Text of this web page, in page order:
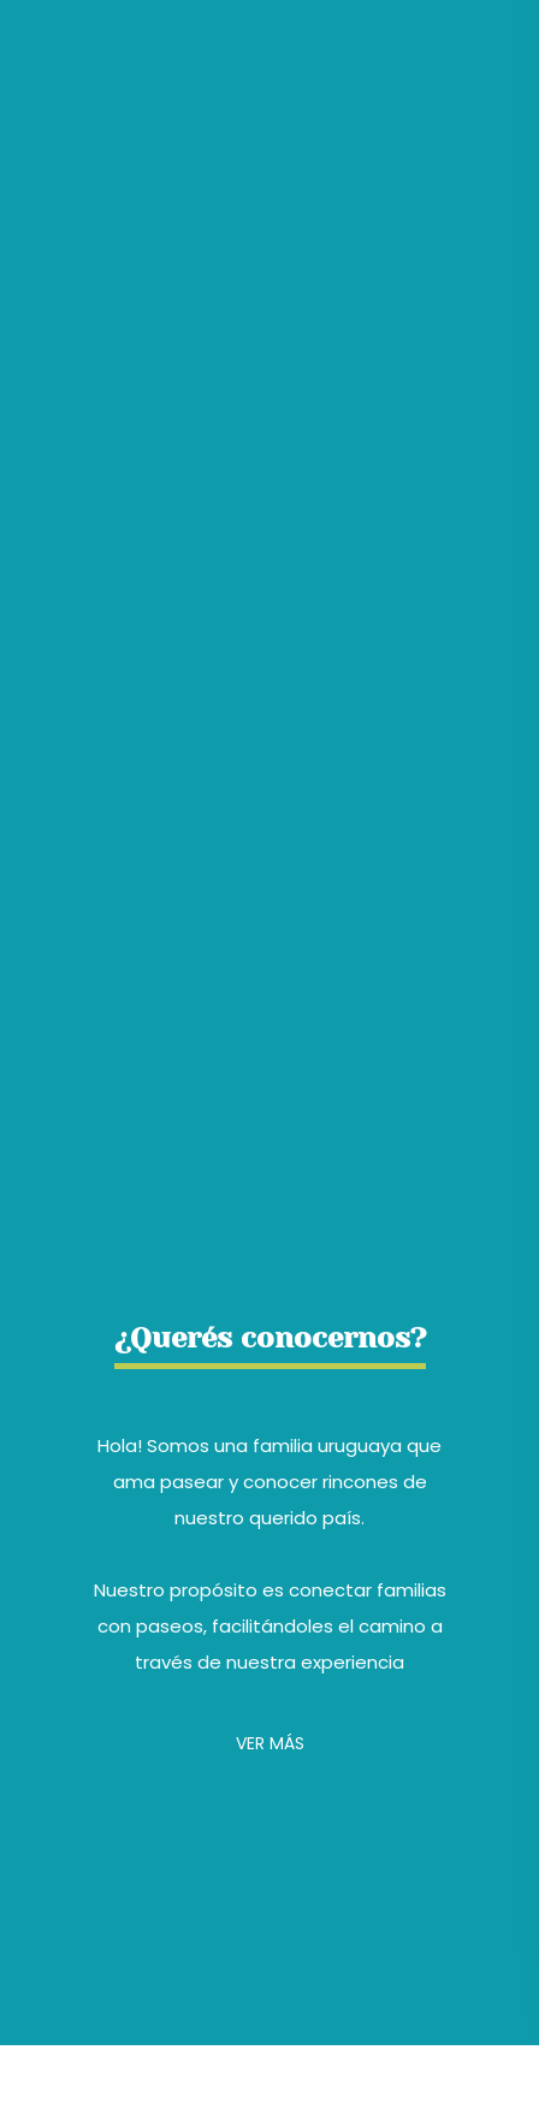
¿Querés conocernos?
Hola! Somos una familia uruguaya que
ama pasear y conocer rincones de
nuestro querido país.
Nuestro propósito es conectar familias
con paseos, facilitándoles el camino a
través de nuestra experiencia
VER MÁS